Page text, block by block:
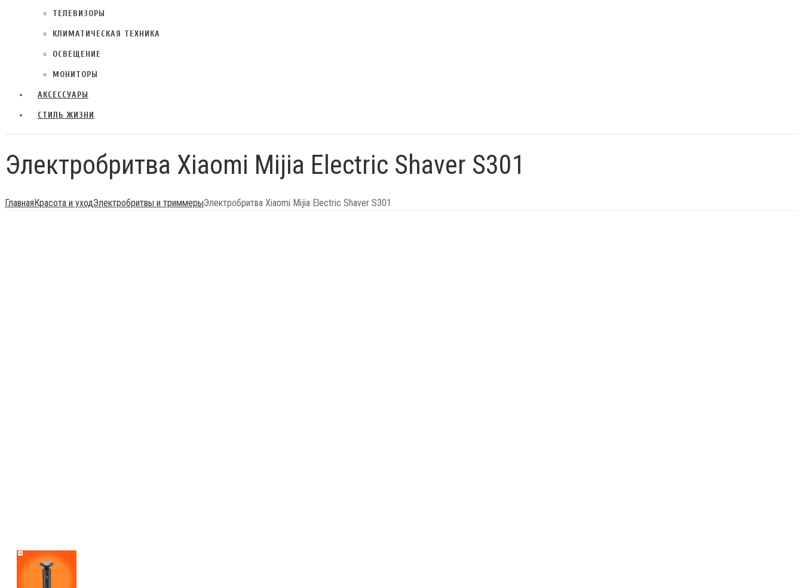
ТЕЛЕВИЗОРЫ
КЛИМАТИЧЕСКАЯ ТЕХНИКА
ОСВЕЩЕНИЕ
МОНИТОРЫ
АКСЕССУАРЫ
СТИЛЬ ЖИЗНИ
Электробритва Xiaomi Mijia Electric Shaver S301
ГлавнаяКрасота и уходЭлектробритвы и триммерыЭлектробритва Xiaomi Mijia Electric Shaver S301